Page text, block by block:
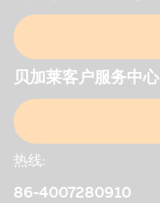
贝加莱客户服务中心
热线:
86-4007280910